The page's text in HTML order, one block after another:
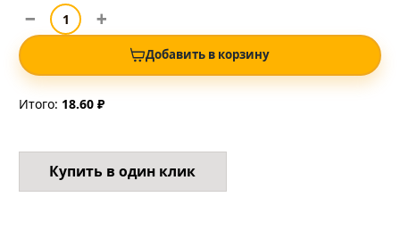
Добавить в корзину
Итого: 18.60 ₽
Купить в один клик